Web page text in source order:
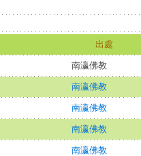
出處
南瀛佛教
南瀛佛教
南瀛佛教
南瀛佛教
南瀛佛教